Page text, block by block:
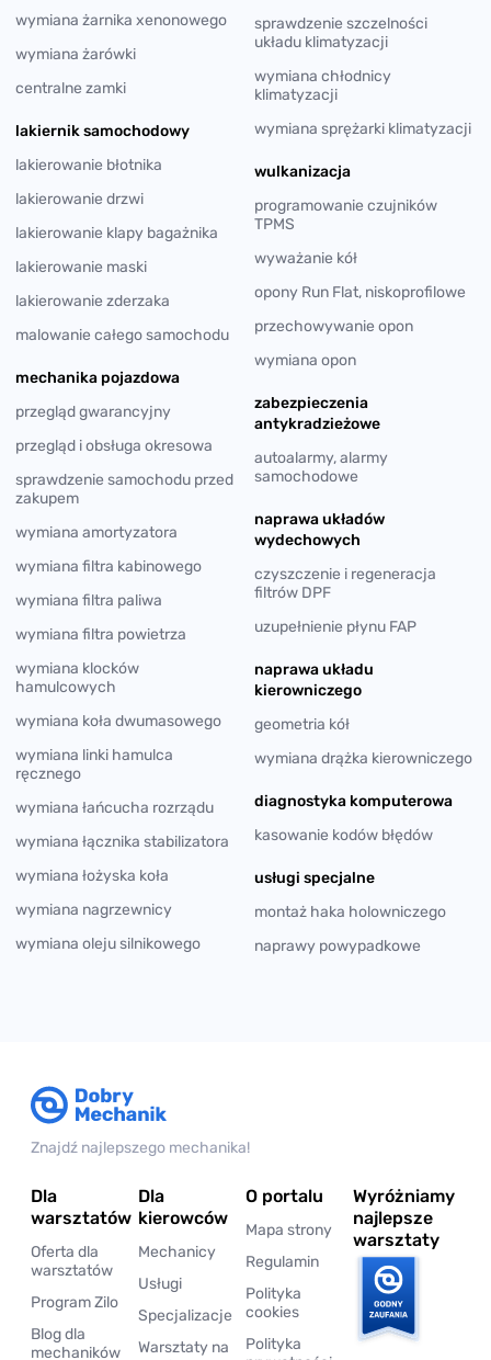
wymiana żarnika xenonowego
wymiana żarówki
centralne zamki
lakiernik samochodowy
lakierowanie błotnika
lakierowanie drzwi
lakierowanie klapy bagażnika
lakierowanie maski
lakierowanie zderzaka
malowanie całego samochodu
mechanika pojazdowa
przegląd gwarancyjny
przegląd i obsługa okresowa
sprawdzenie samochodu przed
zakupem
wymiana amortyzatora
wymiana filtra kabinowego
wymiana filtra paliwa
wymiana filtra powietrza
wymiana klocków
hamulcowych
wymiana koła dwumasowego
wymiana linki hamulca
ręcznego
wymiana łańcucha rozrządu
wymiana łącznika stabilizatora
wymiana łożyska koła
wymiana nagrzewnicy
wymiana oleju silnikowego
sprawdzenie szczelności
układu klimatyzacji
wymiana chłodnicy
klimatyzacji
wymiana sprężarki klimatyzacji
wulkanizacja
programowanie czujników
TPMS
wyważanie kół
opony Run Flat, niskoprofilowe
przechowywanie opon
wymiana opon
zabezpieczenia
antykradzieżowe
autoalarmy, alarmy
samochodowe
naprawa układów
wydechowych
czyszczenie i regeneracja
filtrów DPF
uzupełnienie płynu FAP
naprawa układu
kierowniczego
geometria kół
wymiana drążka kierowniczego
diagnostyka komputerowa
kasowanie kodów błędów
usługi specjalne
montaż haka holowniczego
naprawy powypadkowe
Znajdź najlepszego mechanika!
Dla
warsztatów
Oferta dla
warsztatów
Program Zilo
Blog dla
mechaników
Dla
kierowców
Mechanicy
Usługi
Specjalizacje
Warsztaty na
O portalu
Mapa strony
Regulamin
Polityka
cookies
Polityka
Wyróżniamy
najlepsze
warsztaty